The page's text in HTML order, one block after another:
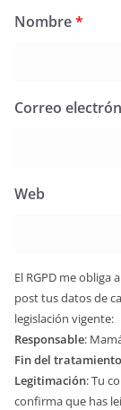
Nombre*
Correo
Web
El RGPD me
post tus datos de
legislación vigente:
Responsable:
Fin del tratamiento
Legitimación: Tu
confirma que has